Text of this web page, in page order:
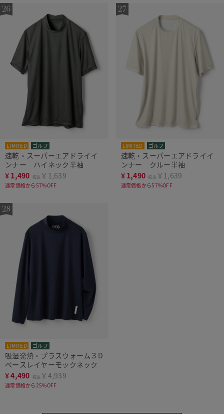
LIMITED ゴルフ
速乾・スーパーエアドライイ
ンナー ハイネック半袖
¥ 1,490 税込 ￥1,639
通常価格から57%OFF
LIMITED ゴルフ
速乾・スーパーエアドライイ
ンナー クルー半袖
¥ 1,490 税込 ￥1,639
通常価格から57%OFF
LIMITED ゴルフ
吸湿発熱・プラスウォーム３D
ベースレイヤーモックネック
¥4,490 税込 ￥4,939
通常価格から25%OFF